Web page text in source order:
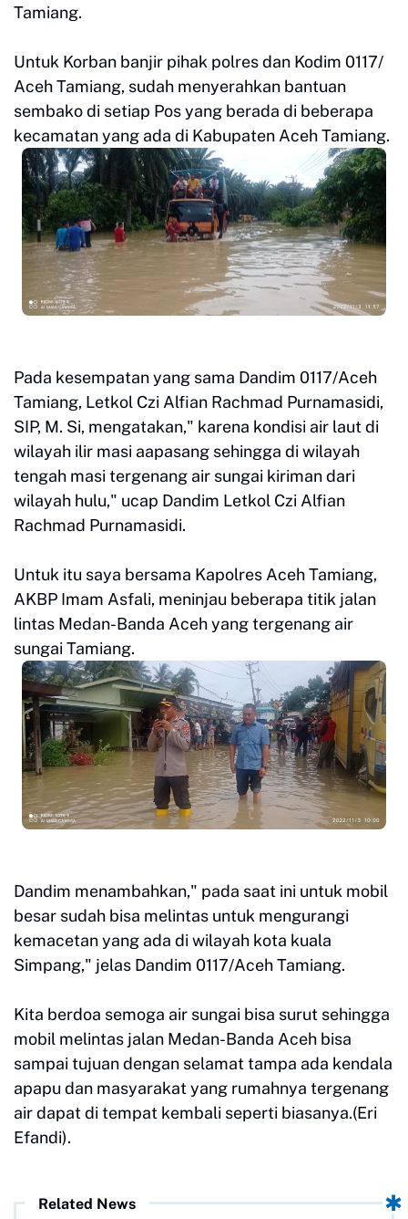
Tamiang.
Untuk Korban banjir pihak polres dan Kodim 0117/
Aceh Tamiang, sudah menyerahkan bantuan
sembako di setiap Pos yang berada di beberapa
kecamatan yang ada di Kabupaten Aceh Tamiang.
Pada kesempatan yang sama Dandim 0117/Aceh
Tamiang, Letkol Czi Alfian Rachmad Purnamasidi,
SIP, M. Si, mengatakan," karena kondisi air laut di
wilayah ilir masi aapasang sehingga di wilayah
tengah masi tergenang air sungai kiriman dari
wilayah hulu," ucap Dandim Letkol Czi Alfian
Rachmad Purnamasidi.
Untuk itu saya bersama Kapolres Aceh Tamiang,
AKBP Imam Asfali, meninjau beberapa titik jalan
lintas Medan-Banda Aceh yang tergenang air
sungai Tamiang.
Dandim menambahkan," pada saat ini untuk mobil
besar sudah bisa melintas untuk mengurangi
kemacetan yang ada di wilayah kota kuala
Simpang," jelas Dandim 0117/Aceh Tamiang.
Kita berdoa semoga air sungai bisa surut sehingga
mobil melintas jalan Medan-Banda Aceh bisa
sampai tujuan dengan selamat tampa ada kendala
apapu dan masyarakat yang rumahnya tergenang
air dapat di tempat kembali seperti biasanya.(Eri
Efandi).
Related News